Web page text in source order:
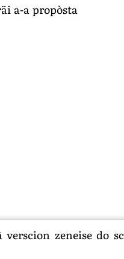
a-a propòsta
verscion zeneise do